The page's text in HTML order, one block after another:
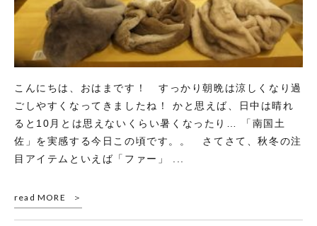
こんにちは、おはまです！ すっかり朝晩は涼しくなり過
ごしやすくなってきましたね！ かと思えば、日中は晴れ
ると10月とは思えないくらい暑くなったり… 「南国土
佐」を実感する今日この頃です。。 さてさて、秋冬の注
目アイテムといえば「ファー」 ...
read MORE